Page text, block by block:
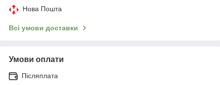
Нова Пошта
Всі умови доставки
Умови оплати
Післяплата